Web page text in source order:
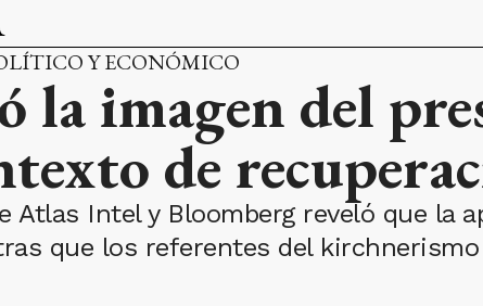
Y ECONÓMICO
la imagen del
de
Atlas Intel y Bloomberg reveló que la
que los referentes del